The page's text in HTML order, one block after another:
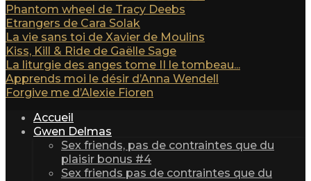
Phantom wheel de Tracy Deebs
Etrangers de Cara Solak
La vie sans toi de Xavier de Moulins
Kiss, Kill & Ride de Gaëlle Sage
La liturgie des anges tome II le tombeau...
Apprends moi le désir d’Anna Wendell
Forgive me d’Alexie Fioren
Accueil
Gwen Delmas
Sex friends, pas de contraintes que du
plaisir bonus #4
Sex friends pas de contraintes que du